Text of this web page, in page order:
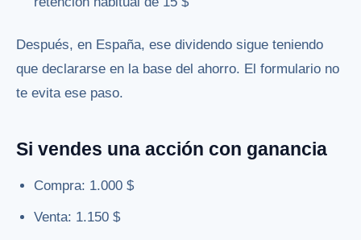
Después, en España, ese dividendo sigue teniendo
que declararse en la base del ahorro. El formulario no
te evita ese paso.
Si vendes una acción con ganancia
Compra: 1.000 $
Venta: 1.150 $